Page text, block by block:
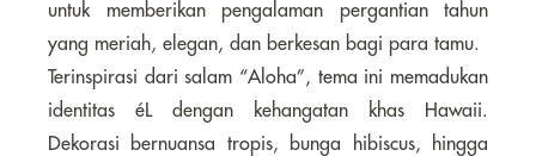
untuk memberikan pengalaman pergantian tahun
yang meriah, elegan, dan berkesan bagi para tamu.
Terinspirasi dari salam “Aloha”, tema ini memadukan
identitas éL dengan kehangatan khas Hawaii.
Dekorasi bernuansa tropis, bunga hibiscus, hingga